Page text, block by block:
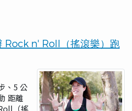
Rock n' Roll（搖滾樂）跑
、5 公
距離